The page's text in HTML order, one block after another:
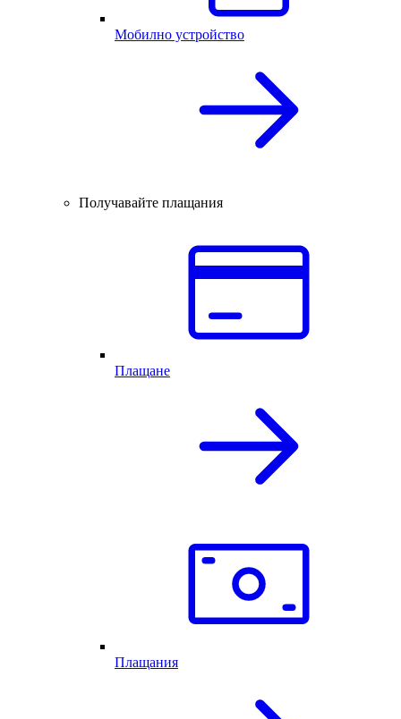
Мобилно устройство
Получавайте плащания
Плащане
Плащания